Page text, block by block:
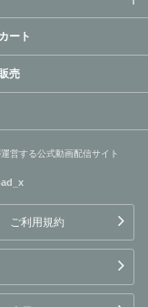
ート
売
営する公式動画配信サイト
ご利用規約